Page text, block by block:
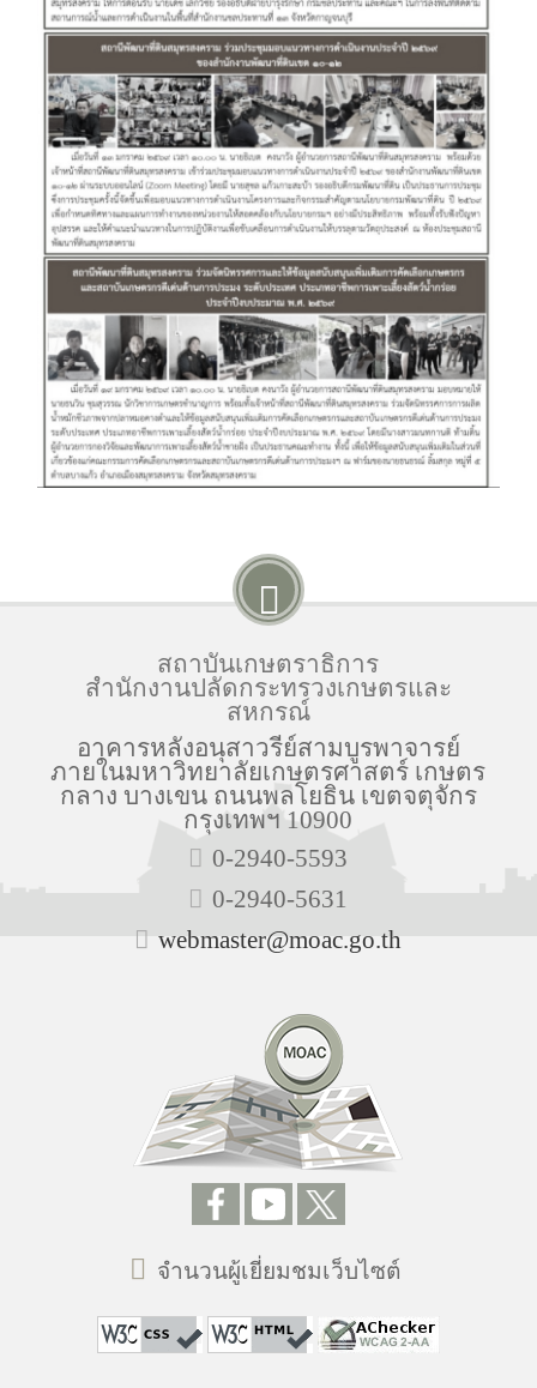
สถาบันเกษตราธิการ
สำนักงานปลัดกระทรวงเกษตรและ
สหกรณ์
อาคารหลังอนุสาวรีย์สามบูรพาจารย์
ภายในมหาวิทยาลัยเกษตรศาสตร์ เกษตร
กลาง บางเขน ถนนพลโยธิน เขตจตุจักร
กรุงเทพฯ 10900
0-2940-5593
0-2940-5631
webmaster@moac.go.th
จำนวนผู้เยี่ยมชมเว็บไซต์